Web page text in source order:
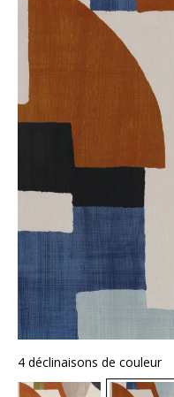
4 déclinaisons de couleur